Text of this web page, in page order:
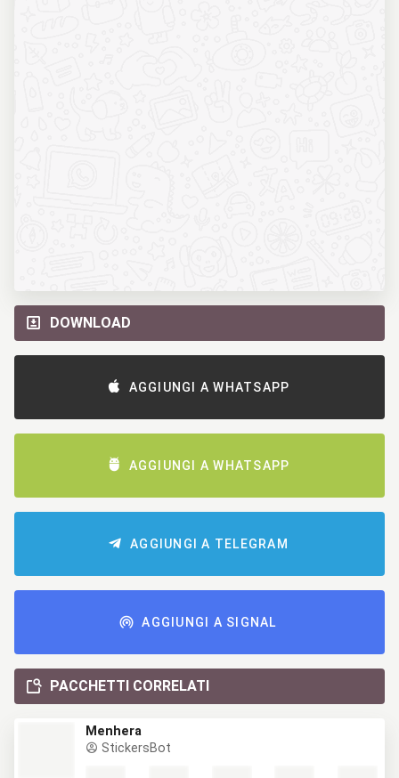
DOWNLOAD
AGGIUNGI A WHATSAPP
AGGIUNGI A WHATSAPP
AGGIUNGI A TELEGRAM
AGGIUNGI A SIGNAL
PACCHETTI CORRELATI
Menhera
StickersBot